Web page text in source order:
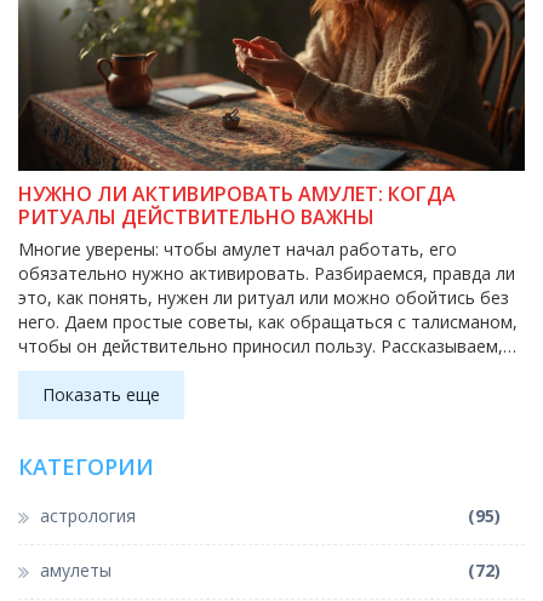
НУЖНО ЛИ АКТИВИРОВАТЬ АМУЛЕТ: КОГДА
РИТУАЛЫ ДЕЙСТВИТЕЛЬНО ВАЖНЫ
Многие уверены: чтобы амулет начал работать, его
обязательно нужно активировать. Разбираемся, правда ли
это, как понять, нужен ли ритуал или можно обойтись без
него. Даем простые советы, как обращаться с талисманом,
чтобы он действительно приносил пользу. Рассказываем,
почему работают такие вещи даже без сложной мистики.
Объясняем, как сделать отношения с амулетом
максимально простыми и личными.
Показать еще
КАТЕГОРИИ
астрология (95)
амулеты (72)